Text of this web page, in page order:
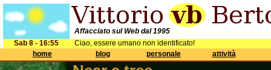
Affacciato sul Web dal 1995
Sab 8 - 16:55
Ciao, essere umano non identificato!
home
blog personale attività